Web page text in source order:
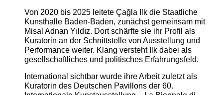
Von 2020 bis 2025 leitete Çağla Ilk die Staatliche
Kunsthalle Baden-Baden, zunächst gemeinsam mit
Misal Adnan Yıldız. Dort schärfte sie ihr Profil als
Kuratorin an der Schnittstelle von Ausstellung und
Performance weiter. Klang versteht Ilk dabei als
gesellschaftliches und politisches Erfahrungsfeld.
International sichtbar wurde ihre Arbeit zuletzt als
Kuratorin des Deutschen Pavillons der 60.